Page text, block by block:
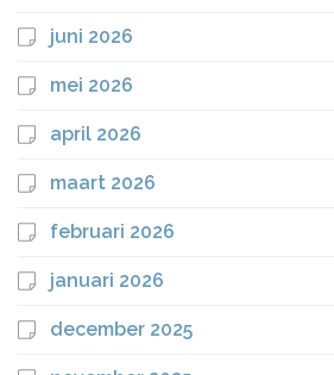
juni 2026
mei 2026
april 2026
maart 2026
februari 2026
januari 2026
december 2025